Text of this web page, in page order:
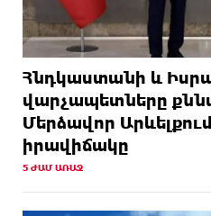
Հնդկաստանի և
վարչապետները
Մերձավոր
իրավիճակը
5 ԺԱՄ ԱՌԱՋ